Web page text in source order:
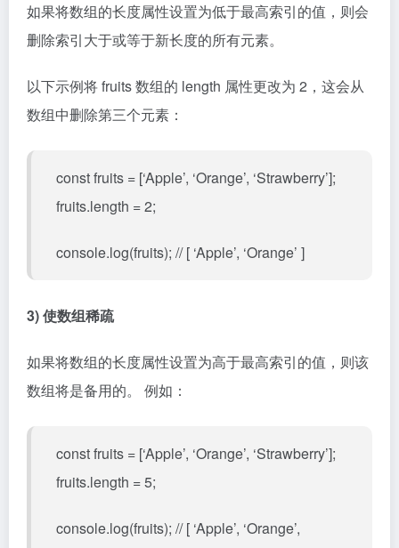
如果将数组的长度属性设置为低于最高索引的值，则会
删除索引大于或等于新长度的所有元素。
以下示例将 fruits 数组的 length 属性更改为 2，这会从
数组中删除第三个元素：
const fruits = [‘Apple’, ‘Orange’, ‘Strawberry’];
fruits.length = 2;
console.log(fruits); // [ ‘Apple’, ‘Orange’ ]
3) 使数组稀疏
如果将数组的长度属性设置为高于最高索引的值，则该
数组将是备用的。 例如：
const fruits = [‘Apple’, ‘Orange’, ‘Strawberry’];
fruits.length = 5;
console.log(fruits); // [ ‘Apple’, ‘Orange’,